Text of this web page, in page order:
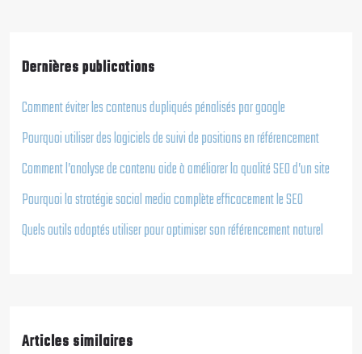
Dernières publications
Comment éviter les contenus dupliqués pénalisés par google
Pourquoi utiliser des logiciels de suivi de positions en référencement
Comment l’analyse de contenu aide à améliorer la qualité SEO d’un site
Pourquoi la stratégie social media complète efficacement le SEO
Quels outils adaptés utiliser pour optimiser son référencement naturel
Articles similaires